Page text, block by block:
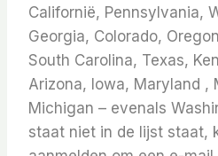
Californië, Pennsylvania,
Georgia, Colorado,
South Carolina, Texas,
Arizona, Iowa, Maryland ,
Michigan – evenals
staat niet in de lijst staat,